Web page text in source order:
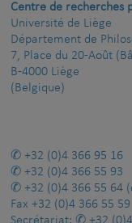
Centre de recherches
Université de Liège
Département de
7, Place du 20-Août
B-4000 Liège
(Belgique)
+32 (0)4 366 95 16
+32 (0)4 366 55 93
+32 (0)4 366 55 64
Fax +32 (0)4 366 55 59